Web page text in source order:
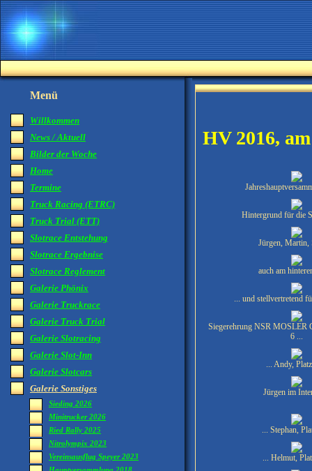
Menü
Willkommen
News / Aktuell
Bilder der Woche
Home
Termine
Truck Racing (ETRC)
Truck Trial (ETT)
Slotrace Entstehung
Slotrace Ergebnise
Slotrace Reglement
Galerie Phönix
Galerie Truckrace
Galerie Truck Trial
Galerie Slotracing
Galerie Slot-Inn
Galerie Slotcars
Galerie Sonstiges
Sieding 2026
Minitrucker 2026
Ried Rally 2025
Nitrolympix 2023
Vereinsausflug Speyer 2023
HV 2016,
Hintergrund für die
Jürgen, Martin,
auch am
... und stellvertretend
Siegerehrung NSR MOSLER
6 ...
... Andy,
Jürgen im
... Stephan,
... Helmut,